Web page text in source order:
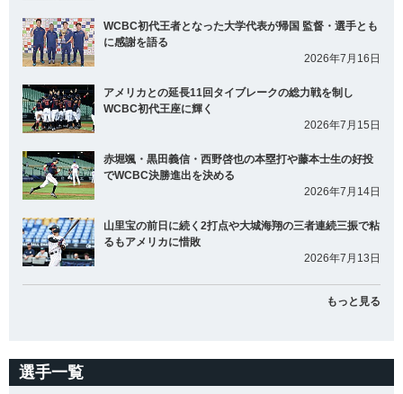
WCBC初代王者となった大学代表が帰国 監督・選手とも
に感謝を語る
2026年7月16日
アメリカとの延長11回タイブレークの総力戦を制し
WCBC初代王座に輝く
2026年7月15日
赤堀颯・黒田義信・西野啓也の本塁打や藤本士生の好投
でWCBC決勝進出を決める
2026年7月14日
山里宝の前日に続く2打点や大城海翔の三者連続三振で粘
るもアメリカに惜敗
2026年7月13日
もっと見る
選手一覧